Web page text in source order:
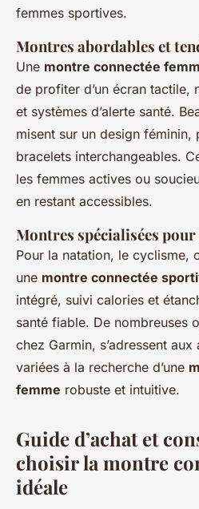
femmes sportives.
Montres abordables et
Une montre connectée
de profiter d’un écran
et systèmes d’alerte santé.
misent sur un design féminin,
bracelets interchangeables.
les femmes actives ou
en restant accessibles.
Montres spécialisées
Pour la natation, le cyclisme,
une montre connectée
intégré, suivi calories et
santé fiable. De nombreuses
chez Garmin, s’adressent aux
variées à la recherche d’une
femme robuste et intuitive.
Guide d’achat et
choisir la montre
idéale